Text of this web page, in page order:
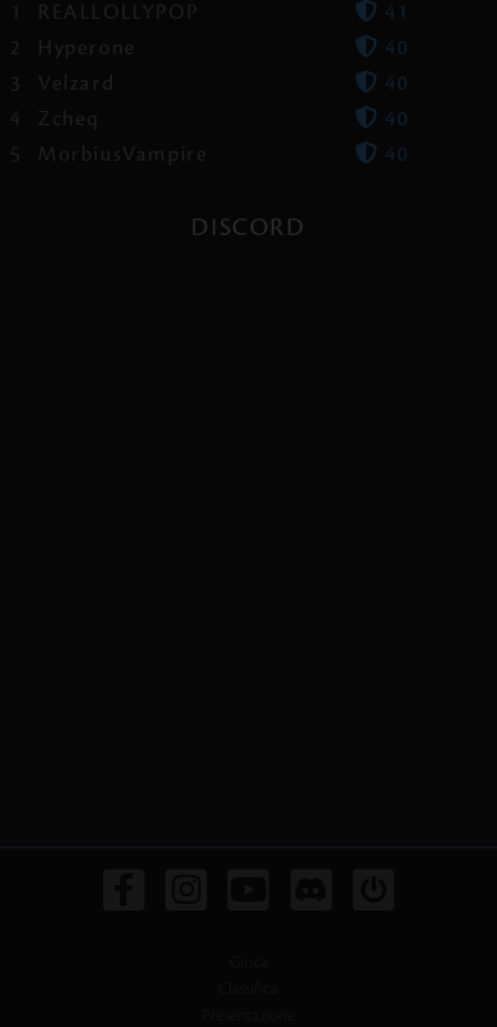
1
REALLOLLYPOP
41
2
Hyperone
40
3
Velzard
40
4
Zcheq
40
5
MorbiusVampire 40
DISCORD